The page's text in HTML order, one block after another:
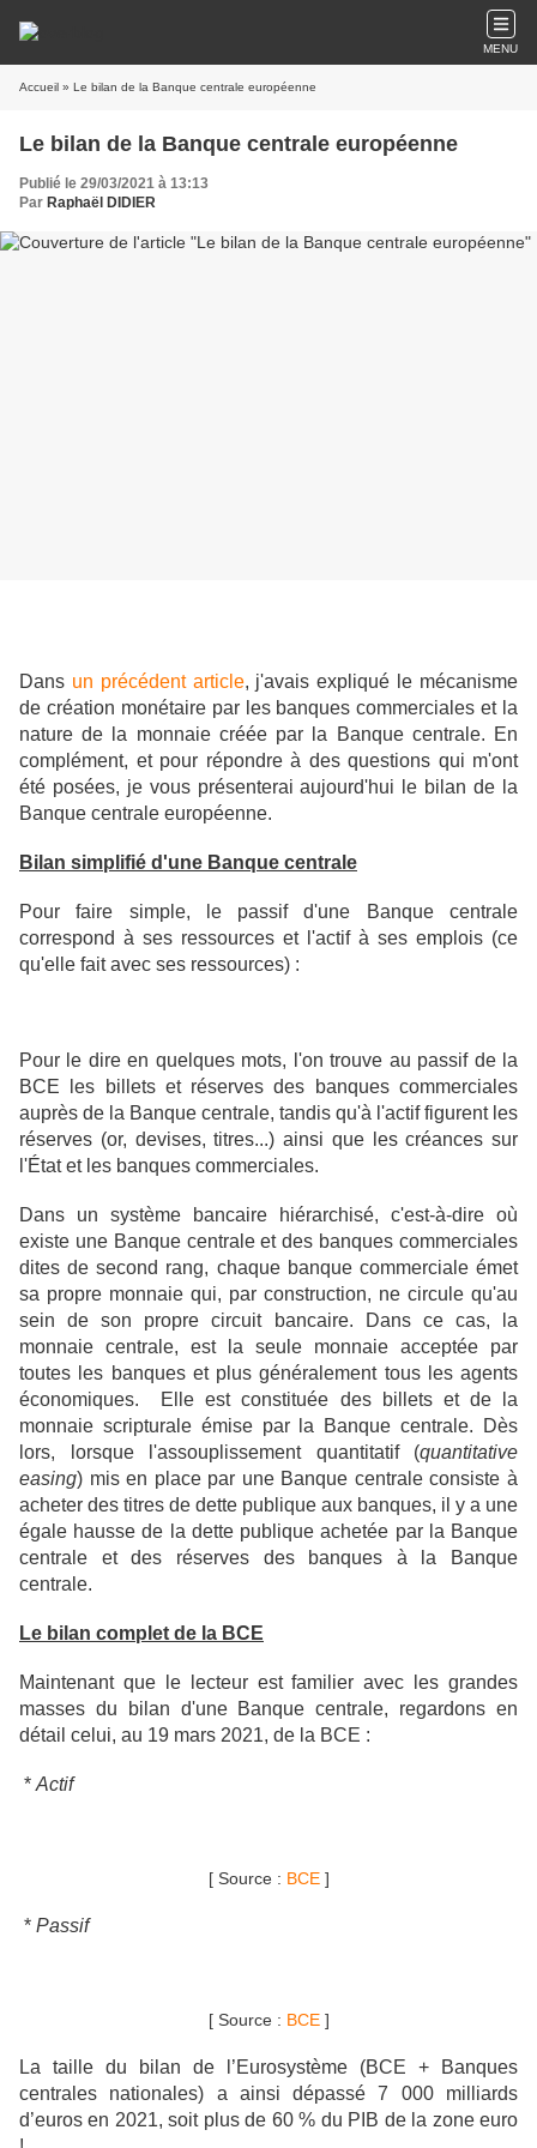
MENU
Accueil » Le bilan de la Banque centrale européenne
Le bilan de la Banque centrale européenne
Publié le 29/03/2021 à 13:13
Par Raphaël DIDIER
Dans un précédent article, j'avais expliqué le mécanisme
de création monétaire par les banques commerciales et la
nature de la monnaie créée par la Banque centrale. En
complément, et pour répondre à des questions qui m'ont
été posées, je vous présenterai aujourd'hui le bilan de la
Banque centrale européenne.
Bilan simplifié d'une Banque centrale
Pour faire simple, le passif d'une Banque centrale
correspond à ses ressources et l'actif à ses emplois (ce
qu'elle fait avec ses ressources) :
Pour le dire en quelques mots, l'on trouve au passif de la
BCE les billets et réserves des banques commerciales
auprès de la Banque centrale, tandis qu'à l'actif figurent les
réserves (or, devises, titres...) ainsi que les créances sur
l'État et les banques commerciales.
Dans un système bancaire hiérarchisé, c'est-à-dire où
existe une Banque centrale et des banques commerciales
dites de second rang, chaque banque commerciale émet
sa propre monnaie qui, par construction, ne circule qu'au
sein de son propre circuit bancaire. Dans ce cas, la
monnaie centrale, est la seule monnaie acceptée par
toutes les banques et plus généralement tous les agents
économiques. Elle est constituée des billets et de la
monnaie scripturale émise par la Banque centrale. Dès
lors, lorsque l'assouplissement quantitatif (quantitative
easing) mis en place par une Banque centrale consiste à
acheter des titres de dette publique aux banques, il y a une
égale hausse de la dette publique achetée par la Banque
centrale et des réserves des banques à la Banque
centrale.
Le bilan complet de la BCE
Maintenant que le lecteur est familier avec les grandes
masses du bilan d'une Banque centrale, regardons en
détail celui, au 19 mars 2021, de la BCE :
* Actif
[ Source : BCE]
* Passif
[ Source : BCE]
La taille du bilan de l’Eurosystème (BCE + Banques
centrales nationales) a ainsi dépassé 7 000 milliards
d’euros en 2021, soit plus de 60 % du PIB de la zone euro